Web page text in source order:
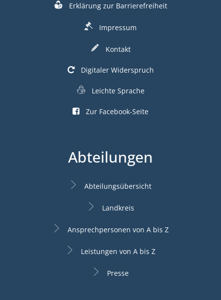
Erklärung zur Barrierefreiheit
Impressum
Kontakt
Digitaler Widerspruch
Leichte Sprache
Zur Facebook-Seite
Abteilungen
Abteilungsübersicht
Landkreis
Ansprechpersonen von A bis Z
Leistungen von A bis Z
Presse